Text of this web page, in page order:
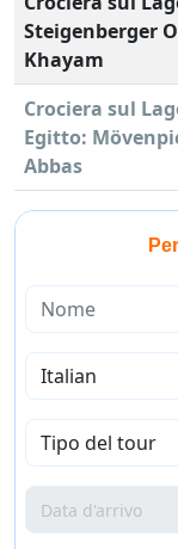
Steigenberger
Khayam
Crociera sul
Egitto:
Abbas